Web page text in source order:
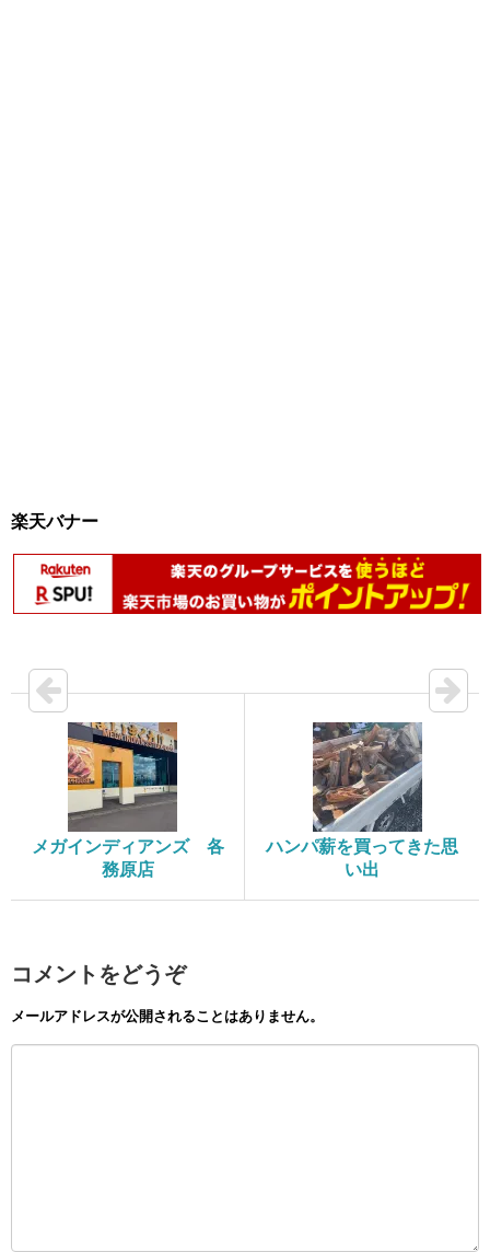
楽天バナー
メガインディアンズ 各
務原店
ハンパ薪を買ってきた思
い出
コメントをどうぞ
メールアドレスが公開されることはありません。